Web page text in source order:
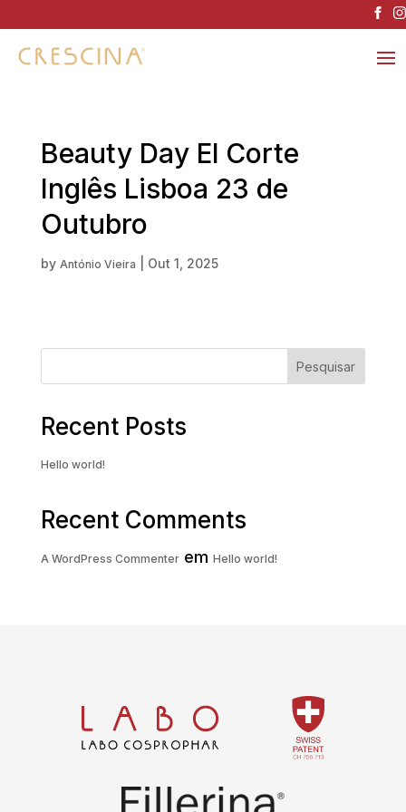
Beauty Day El Corte
Inglês Lisboa 23 de
Outubro
by António Vieira Out 1, 2025
Pesquisar
Recent Posts
Hello world!
Recent Comments
A WordPress Commenterem Hello world!